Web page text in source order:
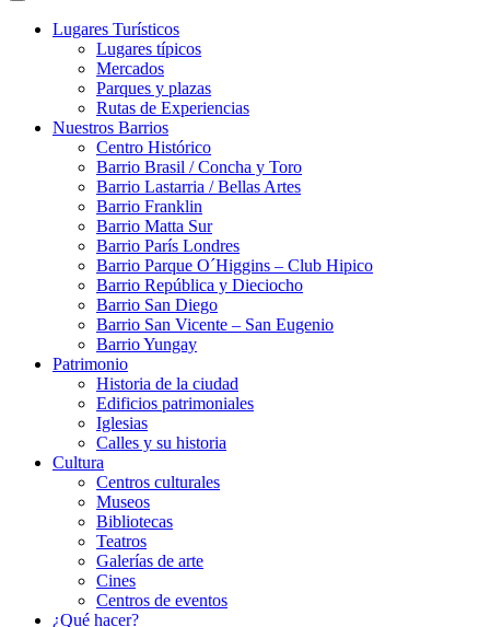
Lugares Turísticos
Lugares tí­picos
Mercados
Parques y plazas
Rutas de Experiencias
Nuestros Barrios
Centro Histórico
Barrio Brasil / Concha y Toro
Barrio Lastarria / Bellas Artes
Barrio Franklin
Barrio Matta Sur
Barrio Parí­s Londres
Barrio Parque O´Higgins – Club Hipico
Barrio República y Dieciocho
Barrio San Diego
Barrio San Vicente – San Eugenio
Barrio Yungay
Patrimonio
Historia de la ciudad
Edificios patrimoniales
Iglesias
Calles y su historia
Cultura
Centros culturales
Museos
Bibliotecas
Teatros
Galerí­as de arte
Cines
Centros de eventos
¿Qué hacer?